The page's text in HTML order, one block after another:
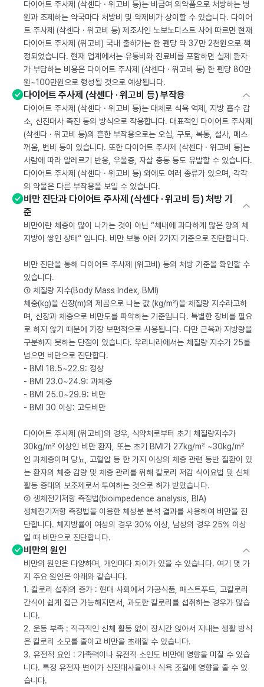
다이어트 주사제 (삭센다 · 위고비 등)는 비급여 의약품으로 처방하는 병
원과 조제하는 약국마다 처방비 및 약제비가 상이할 수 있습니다. 다이어
트 주사제 (삭센다 · 위고비 등) 제조사인 노보노디스트 사에 따르면 현재
다이어트 주사제 (위고비) 국내 출하가는 한 펜당 약 37만 2천원으로 책
정되었습니다. 현재 업계에서는 유통비와 진료비를 포함하면 실제 환자
가 부담하는 비용은 다이어트 주사제 (삭센다 · 위고비 등) 한 펜당 80만
원~100만원으로 형성될 것으로 예상됩니다.
다이어트 주사제 (삭센다 · 위고비 등) 부작용
다이어트 주사제 (삭센다 · 위고비 등)는 대체로 식욕 억제, 지방 흡수 감
소, 신진대사 촉진 등의 방식으로 작용합니다. 대표적인 다이어트 주사제
(삭센다 · 위고비 등)의 흔한 부작용으로는 오심, 구토, 복통, 설사, 메스
꺼움, 변비 등이 있습니다. 또한 다이어트 주사제 (삭센다 · 위고비 등)는
사람에 따라 알레르기 반응, 우울증, 자살 충동 등도 유발할 수 있습니다.
다이어트 주사제 (삭센다 · 위고비 등) 외에도 여러 종류가 있으며, 각각
의 약물은 다른 부작용을 보일 수 있습니다.
비만 진단과 다이어트 주사제 (삭센다 · 위고비 등) 처방 기
준
비만이란 체중이 많이 나가는 것이 아닌 “체내에 과다하게 많은 양의 체
지방이 쌓인 상태” 입니다. 비만 보통 아래 2가지 기준으로 진단합니다.
비만 진단을 통해 다이어트 주사제 (위고비) 등의 처방 기준을 확인할 수
있습니다.
① 체질량 지수(Body Mass Index, BMI)
체중(kg)을 신장(m)의 제곱으로 나눈 값 (kg/m²)을 체질량 지수라고하
며, 신장과 체중으로 비만도를 파악하는 기준입니다. 특별한 장비를 필요
로 하지 않기 때문에 가장 보편적으로 사용됩니다. 다만 근육과 지방량을
구분하지 못하는 단점이 있습니다. 우리나라에서는 체질량 지수가 25를
넘으면 비만으로 진단합다.
- BMI 18.5~22.9: 정상
- BMI 23.0~24.9: 과체중
- BMI 25.0~29.9: 비만
- BMI 30 이상: 고도비만
다이어트 주사제 (위고비)의 경우, 식약처로부터 초기 체질량지수가
30kg/m² 이상인 비만 환자, 또는 초기 BMI가 27kg/m² ~30kg/m²
인 과체중이며 당뇨, 고혈압 등 한 가지 이상의 체중 관련 동반 질환이 있
는 환자의 체중 감량 및 체중 관리를 위해 칼로리 저감 식이요법 및 신체
활동 증대의 보조제로서 투여하는 것으로 허가 받았습니다.
② 생체전기저항 측정법(bioimpedence analysis, BIA)
생체전기저항 측정법을 이용한 체성분 분석 결과를 사용하여 비만을 진
단합니다. 체지방률이 여성의 경우 30% 이상, 남성의 경우 25% 이상
일 때 비만으로 진단합니다.
비만의 원인
비만의 원인은 다양하며, 개인마다 차이가 있을 수 있습니다. 여기 몇 가
지 주요 원인은 아래와 같습니다.
1. 칼로리 섭취의 증가 : 현대 사회에서 가공식품, 패스트푸드, 고칼로리
간식이 쉽게 접근 가능해지면서, 과도한 칼로리를 섭취하는 경우가 많습
니다.
2. 운동 부족 : 적극적인 신체 활동 없이 장시간 앉아서 지내는 생활 방식
은 칼로리 소모를 줄이고 비만을 초래할 수 있습니다.
3. 유전적 요인 : 가족력이나 유전적 소인도 비만에 영향을 미칠 수 있습
니다. 특정 유전자 변이가 신진대사율이나 식욕 조절에 영향을 줄 수 있
습니다.